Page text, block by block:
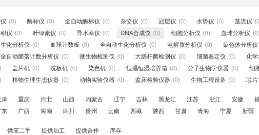
(0) 酶标仪 (0) 全自动酶标仪 (0) 杂交仪 (0) 冠层仪 (0) 水势仪 (0) 茎流仪
仪 (0) 叶绿素仪 (0) 导水率仪 (0) DNA合成仪 (0) 细胞分析仪 (0) 血球分析仪 (0)
生化分析仪 (0) 血球计数板 (0) 全自动生化分析仪 (0) 电解质分析仪 (0) 染色体分析仪
全自动菌落计数分析仪 (0) 微生物检测仪 (0) 大肠杆菌检测仪 (0) 细菌鉴定仪 (0) 化学
盖片机 (0) 洗板机 (0) 染色机 (0) 恒温恒湿培养箱 (0) 分子生物学仪器 (0) 细
植物生理生态仪器 (0) 动物实验仪器 (0) 监床检验仪器 (0) 生物工程设备 (0) 芯
津 重庆 河北 山西 内蒙古 辽宁 吉林 黑龙江 江苏 浙江 安徽
东 广西 海南 四川 贵州 云南 西藏 陕西 甘肃 青海 宁夏 新疆
供应二手 提供加工 提供合作 库存